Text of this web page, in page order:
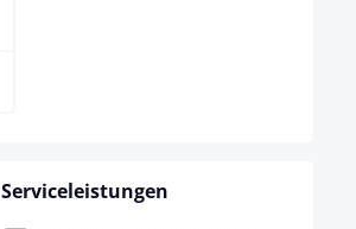
Serviceleistungen